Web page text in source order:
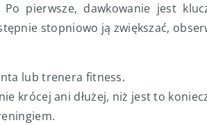
pierwsze, dawkowanie jest
stopniowo ją zwiększać,
lub trenera fitness.
krócej ani dłużej, niż jest to